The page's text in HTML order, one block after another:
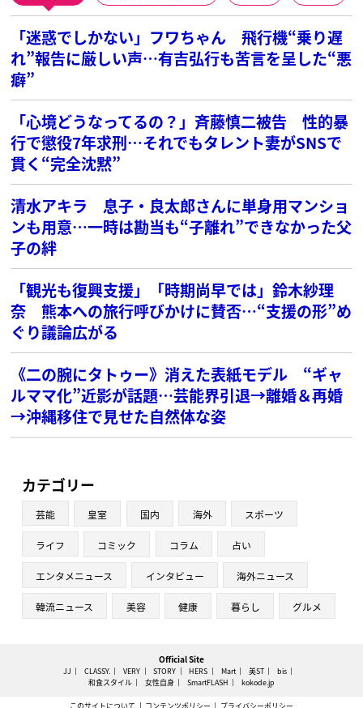
「迷惑でしかない」フワちゃん 飛行機“乗り遅
れ”報告に厳しい声…有吉弘行も苦言を呈した“悪
癖”
「心境どうなってるの？」斉藤慎二被告 性的暴
行で懲役7年求刑…それでもタレント妻がSNSで
貫く“完全沈黙”
清水アキラ 息子・良太郎さんに単身用マンショ
ンも用意…一時は勘当も“子離れ”できなかった父
子の絆
「観光も復興支援」「時期尚早では」鈴木紗理
奈 熊本への旅行呼びかけに賛否…“支援の形”め
ぐり議論広がる
《二の腕にタトゥー》消えた表紙モデル “ギャ
ルママ化”近影が話題…芸能界引退→離婚＆再婚
→沖縄移住で見せた自然体な姿
カテゴリー
芸能 皇室 国内 海外 スポーツ
ライフ コミック コラム 占い
エンタメニュース インタビュー 海外ニュース
韓流ニュース 美容 健康 暮らし グルメ
Official Site
JJ CLASSY. VERY STORY HERS Mart 美ST
bis
和食スタイル
女性自身 SmartFLASH kokode.jp